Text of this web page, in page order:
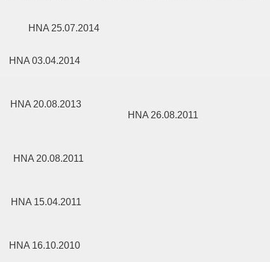
HNA 25.07.2014
HNA 03.04.2014
HNA 20.08.2013
HNA 26.08.2011
HNA 20.08.2011
HNA 15.04.2011
HNA 16.10.2010